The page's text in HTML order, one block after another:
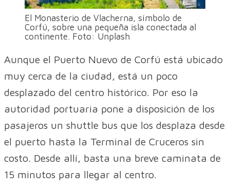
El Monasterio de Vlacherna, símbolo de
Corfú, sobre una pequeña isla conectada al
continente. Foto: Unplash
Aunque el Puerto Nuevo de Corfú está ubicado
muy cerca de la ciudad, está un poco
desplazado del centro histórico. Por eso la
autoridad portuaria pone a disposición de los
pasajeros un shuttle bus que los desplaza desde
el puerto hasta la Terminal de Cruceros sin
costo. Desde allí, basta una breve caminata de
15 minutos para llegar al centro.